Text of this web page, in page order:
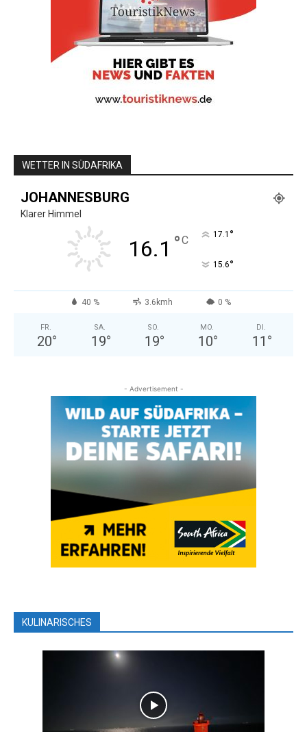
WETTER IN SÜDAFRIKA
JOHANNESBURG
Klarer Himmel
16.1 °C 17.1 °
15.6°
40 % 3.6kmh 0 %
FR.
20°
SA.
19°
SO.
19°
MO.
10°
DI.
11 °
- Advertisement -
KULINARISCHES